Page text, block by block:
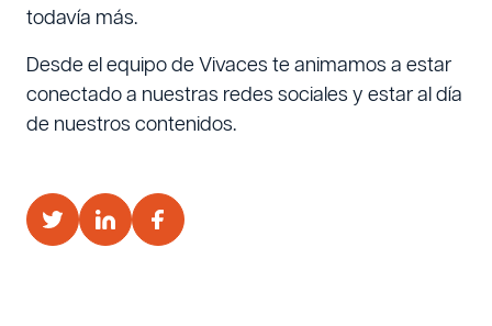
todavía más.
Desde el equipo de Vivaces te animamos a estar
conectado a nuestras redes sociales y estar al día
de nuestros contenidos.